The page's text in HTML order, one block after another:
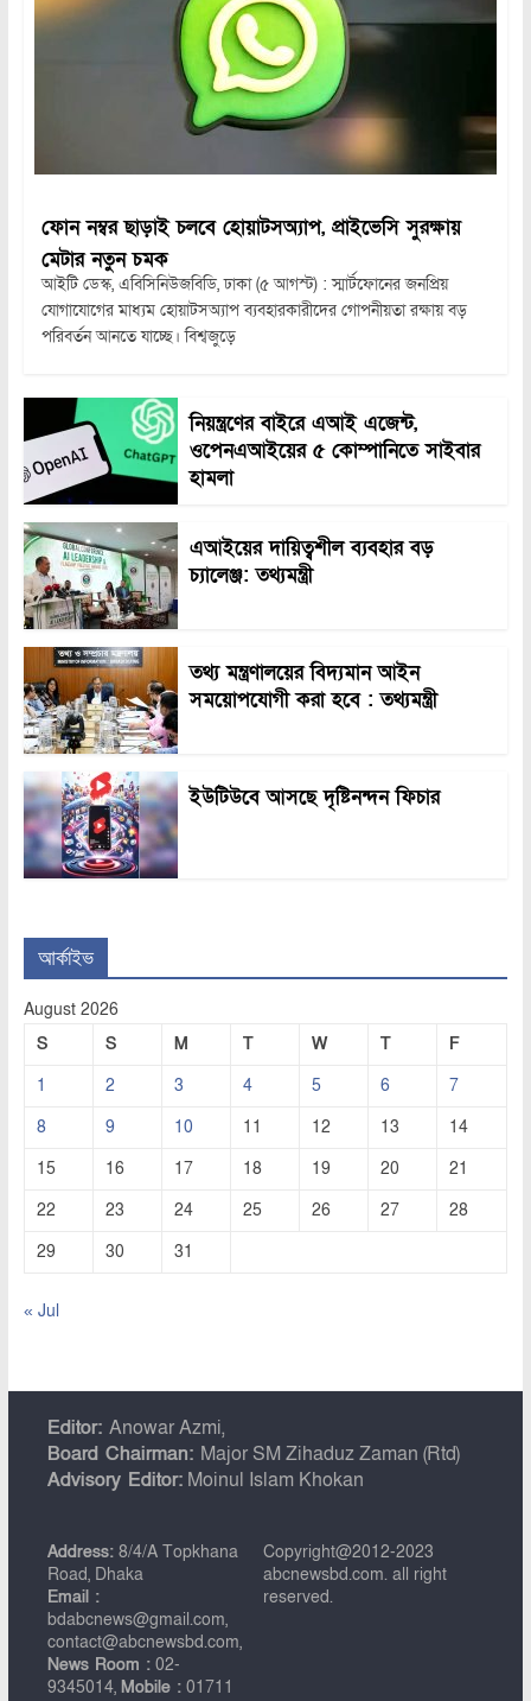
ফোন নম্বর ছাড়াই চলবে হোয়াটসঅ্যাপ, প্রাইভেসি সুরক্ষায়
মেটার নতুন চমক
আইটি ডেস্ক, এবিসিনিউজবিডি, ঢাকা (৫ আগস্ট) : স্মার্টফোনের জনপ্রিয়
যোগাযোগের মাধ্যম হোয়াটসঅ্যাপ ব্যবহারকারীদের গোপনীয়তা রক্ষায় বড়
পরিবর্তন আনতে যাচ্ছে। বিশ্বজুড়ে
নিয়ন্ত্রণের বাইরে এআই এজেন্ট,
ওপেনএআইয়ের ৫ কোম্পানিতে সাইবার
হামলা
এআইয়ের দায়িত্বশীল ব্যবহার বড়
চ্যালেঞ্জ: তথ্যমন্ত্রী
তথ্য মন্ত্রণালয়ের বিদ্যমান আইন
সময়োপযোগী করা হবে : তথ্যমন্ত্রী
ইউটিউবে আসছে দৃষ্টিনন্দন ফিচার
আর্কাইভ
August 2026
S
S M T W T
F
1
2 3 4 5 6
7
8
9 10 11 12 13
14
15
16 17 18 19 20
21
22
23 24 25 26 27
28
29
30 31
« Jul
Editor: Anowar Azmi,
Board Chairman: Major SM Zihaduz Zaman (Rtd)
Advisory Editor:Moinul Islam Khokan
Address:8/4/A Topkhana
Road, Dhaka
Email :
bdabcnews@gmail.com,
contact@abcnewsbd.com,
News Room :02-
9345014, Mobile :01711
Copyright@2012-2023
abcnewsbd.com. all right
reserved.